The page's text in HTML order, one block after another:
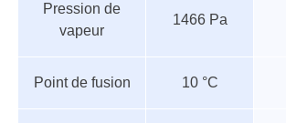
Pression de
vapeur
1466 Pa
Point de fusion 10 °C